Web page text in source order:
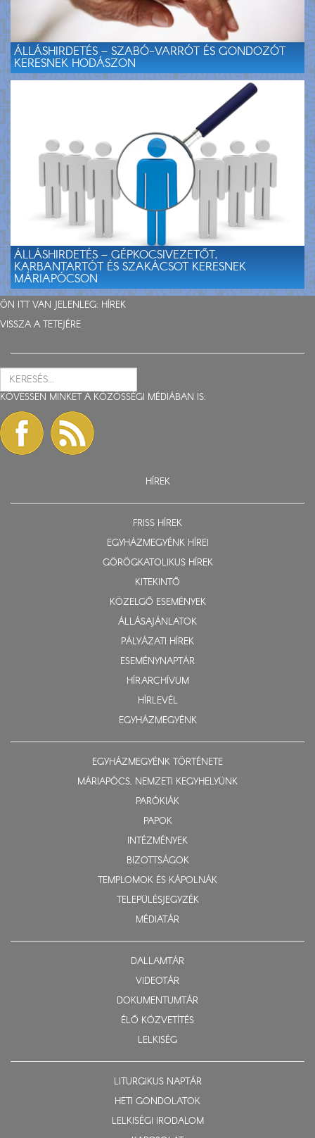
ÁLLÁSHIRDETÉS – SZABÓ-VARRÓT ÉS GONDOZÓT
KERESNEK HODÁSZON
ÁLLÁSHIRDETÉS – GÉPKOCSIVEZETŐT,
KARBANTARTÓT ÉS SZAKÁCSOT KERESNEK
MÁRIAPÓCSON
ÖN ITT VAN JELENLEG: HÍREK
VISSZA A TETEJÉRE
KÖVESSEN MINKET A KÖZÖSSÉGI MÉDIÁBAN IS:
HÍREK
FRISS HÍREK
EGYHÁZMEGYÉNK HÍREI
GÖRÖGKATOLIKUS HÍREK
KITEKINTŐ
KÖZELGŐ ESEMÉNYEK
ÁLLÁSAJÁNLATOK
PÁLYÁZATI HÍREK
ESEMÉNYNAPTÁR
HÍRARCHÍVUM
HÍRLEVÉL
EGYHÁZMEGYÉNK
EGYHÁZMEGYÉNK TÖRTÉNETE
MÁRIAPÓCS, NEMZETI KEGYHELYÜNK
PARÓKIÁK
PAPOK
INTÉZMÉNYEK
BIZOTTSÁGOK
TEMPLOMOK ÉS KÁPOLNÁK
TELEPÜLÉSJEGYZÉK
MÉDIATÁR
DALLAMTÁR
VIDEOTÁR
DOKUMENTUMTÁR
ÉLŐ KÖZVETÍTÉS
LELKISÉG
LITURGIKUS NAPTÁR
HETI GONDOLATOK
LELKISÉGI IRODALOM